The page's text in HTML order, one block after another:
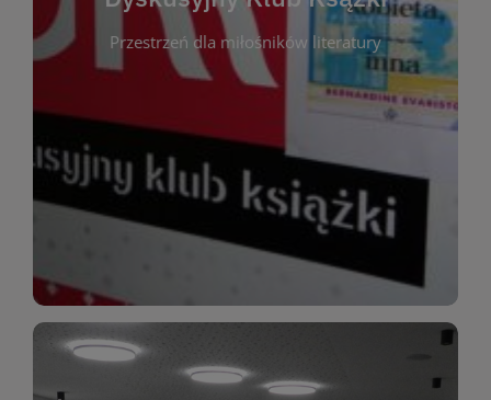
Przestrzeń dla miłośników literatury
Dyskusyjny Klub Ksążki
Dyskusyjny Klub Książki to przestrzeń dla
miłośników literatury, którzy lubią dzielić się
opiniami i emocjami po lekturze. Spotykamy się
regularnie, by rozmawiać o wybranych tytułach z
różnych gatunków literackich. Każde spotkanie to
okazja do inspirującej dyskusji, wymiany